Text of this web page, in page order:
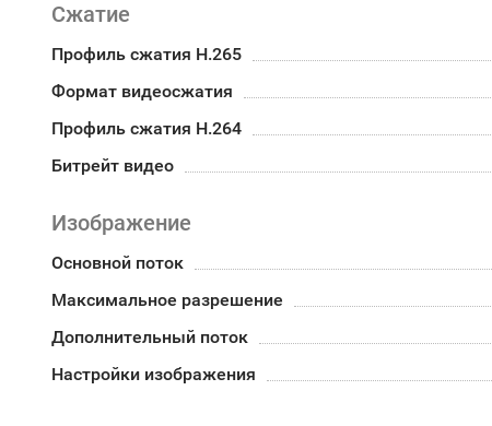
Сжатие
Профиль сжатия H.265
Формат видеосжатия
Профиль сжатия H.264
Битрейт видео
Изображение
Основной поток
Максимальное разрешение
Дополнительный поток
Настройки изображения